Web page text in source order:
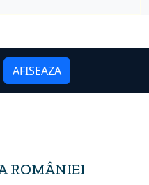
AFISEAZA
ROMÂNIEI